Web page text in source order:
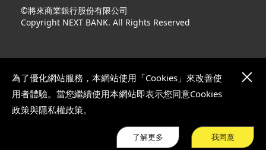
為了優化網站服務，本網站使用「Cookies」來改善使
用者體驗。當您繼續使用本網站即表示您同意Cookies
政策與隱私權政策。
了解更多 我同意
©將來商業銀行股份有限公司
Copyright NEXT BANK. All Rights Reserved